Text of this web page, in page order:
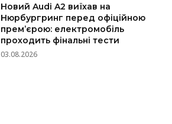
Новий Audi A2 виїхав на
Нюрбургринг перед офіційною
прем’єрою: електромобіль
проходить фінальні тести
03.08.2026